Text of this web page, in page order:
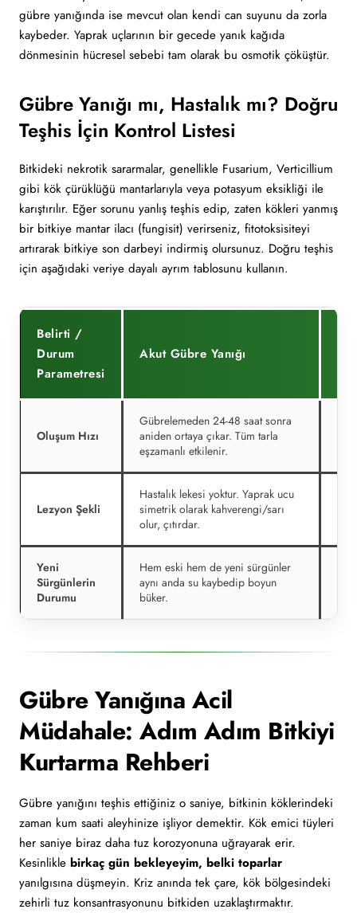
gübre yanığında ise mevcut olan kendi can suyunu da zorla
kaybeder. Yaprak uçlarının bir gecede yanık kağıda
dönmesinin hücresel sebebi tam olarak bu osmotik çöküştür.
Gübre Yanığı mı, Hastalık mı? Doğru
Teşhis İçin Kontrol Listesi
Bitkideki nekrotik sararmalar, genellikle Fusarium, Verticillium
gibi kök çürüklüğü mantarlarıyla veya potasyum eksikliği ile
karıştırılır. Eğer sorunu yanlış teşhis edip, zaten kökleri yanmış
bir bitkiye mantar ilacı (fungisit) verirseniz, fitotoksisiteyi
artırarak bitkiye son darbeyi indirmiş olursunuz. Doğru teşhis
için aşağıdaki veriye dayalı ayrım tablosunu kullanın.
Belirti /
Durum
Parametresi
Akut Gübre Yanığı
Oluşum Hızı
Gübrelemeden 24-48 saat sonra
aniden ortaya çıkar. Tüm tarla
eşzamanlı etkilenir.
Lezyon Şekli
Hastalık lekesi yoktur. Yaprak ucu
simetrik olarak kahverengi/sarı
olur, çıtırdar.
Yeni
Sürgünlerin
Durumu
Hem eski hem de yeni sürgünler
aynı anda su kaybedip boyun
büker.
Gübre Yanığına Acil
Müdahale: Adım Adım Bitkiyi
Kurtarma Rehberi
Gübre yanığını teşhis ettiğiniz o saniye, bitkinin köklerindeki
zaman kum saati aleyhinize işliyor demektir. Kök emici tüyleri
her saniye biraz daha tuz korozyonuna uğrayarak erir.
Kesinlikle birkaç gün bekleyeyim, belki toparlar
yanılgısına düşmeyin. Kriz anında tek çare, kök bölgesindeki
zehirli tuz konsantrasyonunu bitkiden uzaklaştırmaktır.